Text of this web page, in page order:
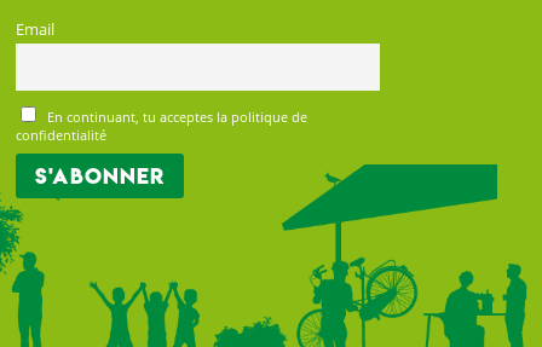
Email
En continuant, tu acceptes la politique de
confidentialité